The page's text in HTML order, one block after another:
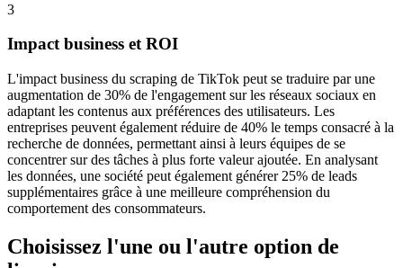
3
Impact business et ROI
L'impact business du scraping de TikTok peut se traduire par une
augmentation de 30% de l'engagement sur les réseaux sociaux en
adaptant les contenus aux préférences des utilisateurs. Les
entreprises peuvent également réduire de 40% le temps consacré à la
recherche de données, permettant ainsi à leurs équipes de se
concentrer sur des tâches à plus forte valeur ajoutée. En analysant
les données, une société peut également générer 25% de leads
supplémentaires grâce à une meilleure compréhension du
comportement des consommateurs.
Choisissez l'une ou l'autre option de